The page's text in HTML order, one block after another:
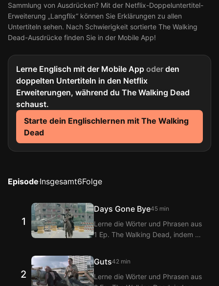
Sammlung von Ausdrücken? Mit der Netflix-Doppeluntertitel-
Erweiterung „Langflix“ können Sie Erklärungen zu allen
Untertiteln sehen. Nach Schwierigkeit sortierte The Walking
Dead-Ausdrücke finden Sie in der Mobile App!
Lerne Englisch mit der Mobile App oder den
doppelten Untertiteln in den Netflix
Erweiterungen, während du The Walking Dead
schaust.
Starte dein Englischlernen mit The Walking
Dead
Episode Insgesamt6Folge
1
Days Gone Bye45 min
Lerne die Wörter und Phrasen aus
1 Ep. The Walking Dead, indem du
Langflix Erweiterungen ansiehst!
Mit der Doppeltitel-Funktion von
2
Guts42 min
Lerne die Wörter und Phrasen aus